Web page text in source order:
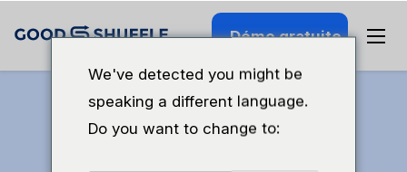
Démo gratuite
We've detected you might be
speaking a different language.
Do you want to change to: